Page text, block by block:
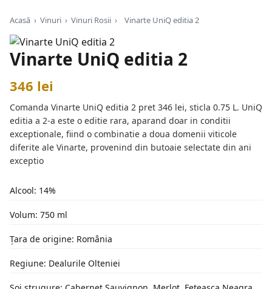
Acasă › Vinuri › Vinuri Rosii › Vinarte UniQ editia 2
Vinarte UniQ editia 2
346 lei
Comanda Vinarte UniQ editia 2 pret 346 lei, sticla 0.75 L. UniQ
editia a 2-a este o editie rara, aparand doar in conditii
exceptionale, fiind o combinatie a doua domenii viticole
diferite ale Vinarte, provenind din butoaie selectate din ani
exceptio
Alcool: 14%
Volum: 750 ml
Țara de origine: România
Regiune: Dealurile Olteniei